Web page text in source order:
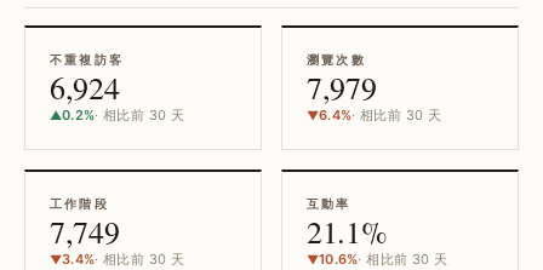
不重複訪客
6,924
▲0.2%· 相比前 30 天
瀏覽次數
7,979
▼6.4%· 相比前 30 天
工作階段
7,749
▼3.4%· 相比前 30 天
互動率
21.1%
▼10.6%· 相比前 30 天